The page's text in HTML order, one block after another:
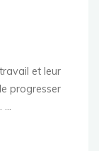
et leur
progresser
…